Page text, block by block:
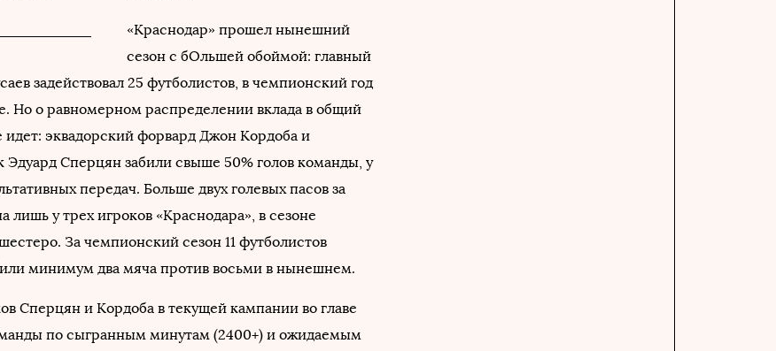
«Краснодар» прошел нынешний
сезон с бОльшей обоймой: главный
задействовал 25 футболистов, в чемпионский год
Но о равномерном распределении вклада в общий
идет: эквадорский форвард Джон Кордоба и
Эдуард Сперцян забили свыше 50% голов команды, у
передач. Больше двух голевых пасов за
лишь у трех игроков «Краснодара», в сезоне
За чемпионский сезон 11 футболистов
минимум два мяча против восьми в нынешнем.
Сперцян и Кордоба в текущей кампании во главе
по сыгранным минутам (2400+) и ожидаемым